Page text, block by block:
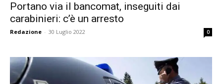
Portano via il bancomat, inseguiti dai
carabinieri: c’è un arresto
Redazione - 30 Luglio 2022 0